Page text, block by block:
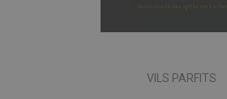
VILS PARFITS